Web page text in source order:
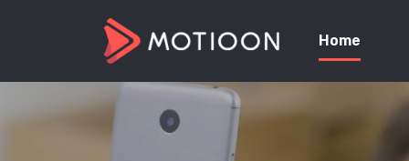
Home